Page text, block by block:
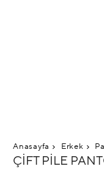
Anasayfa Erkek
ÇIFT PILE